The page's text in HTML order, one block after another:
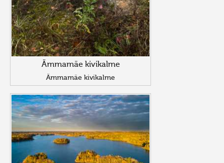
Ämmamäe kivikalme
Ämmamäe kivikalme